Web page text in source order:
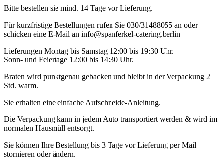
Bitte bestellen sie mind. 14 Tage vor Lieferung.
Für kurzfristige Bestellungen rufen Sie 030/31488055 an oder
schicken eine E-Mail an info@spanferkel-catering.berlin
Lieferungen Montag bis Samstag 12:00 bis 19:30 Uhr.
Sonn- und Feiertage 12:00 bis 14:30 Uhr.
Braten wird punktgenau gebacken und bleibt in der Verpackung 2
Std. warm.
Sie erhalten eine einfache Aufschneide-Anleitung.
Die Verpackung kann in jedem Auto transportiert werden & wird im
normalen Hausmüll entsorgt.
Sie können Ihre Bestellung bis 3 Tage vor Lieferung per Mail
stornieren oder ändern.